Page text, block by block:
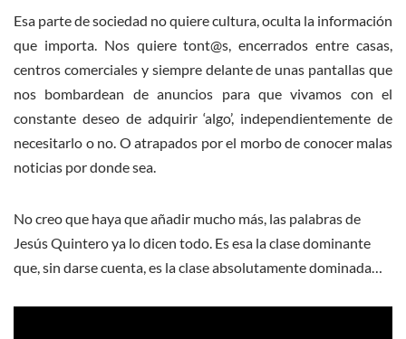
Esa parte de sociedad no quiere cultura, oculta la información
que importa. Nos quiere tont@s, encerrados entre casas,
centros comerciales y siempre delante de unas pantallas que
nos bombardean de anuncios para que vivamos con el
constante deseo de adquirir ‘algo’, independientemente de
necesitarlo o no. O atrapados por el morbo de conocer malas
noticias por donde sea.
No creo que haya que añadir mucho más, las palabras de
Jesús Quintero ya lo dicen todo. Es esa la clase dominante
que, sin darse cuenta, es la clase absolutamente dominada…